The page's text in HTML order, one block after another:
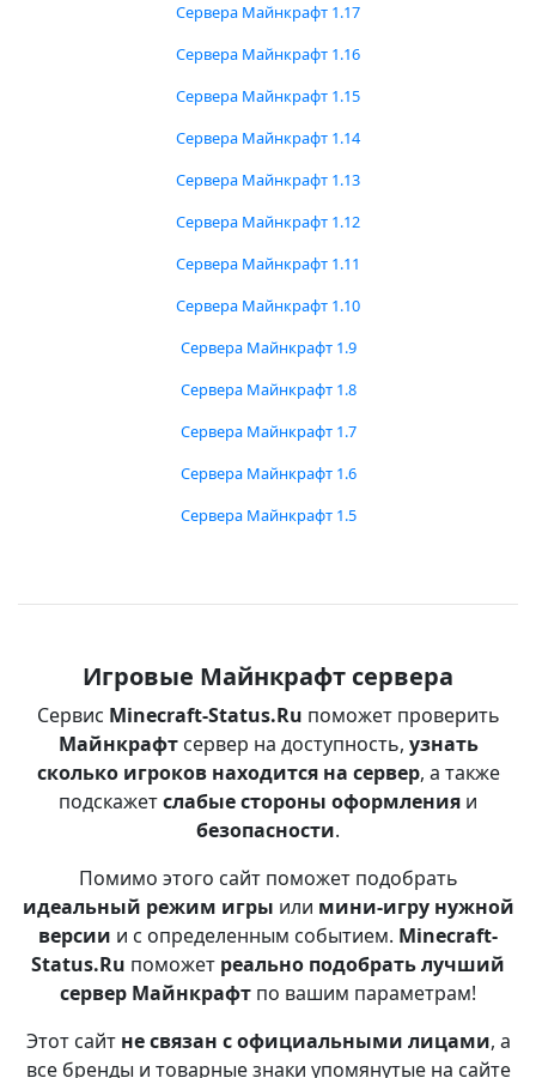
Сервера Майнкрафт 1.17
Сервера Майнкрафт 1.16
Сервера Майнкрафт 1.15
Сервера Майнкрафт 1.14
Сервера Майнкрафт 1.13
Сервера Майнкрафт 1.12
Сервера Майнкрафт 1.11
Сервера Майнкрафт 1.10
Сервера Майнкрафт 1.9
Сервера Майнкрафт 1.8
Сервера Майнкрафт 1.7
Сервера Майнкрафт 1.6
Сервера Майнкрафт 1.5
Игровые Майнкрафт сервера
Сервис Minecraft-Status.Ru поможет проверить
Майнкрафтсервер на доступность, узнать
сколько игроков находится на сервер, а также
подскажетслабые стороны оформления и
безопасности.
Помимо этого сайт поможет подобрать
идеальный режим игры или мини-игру нужной
версии и с определенным событием. Minecraft-
Status.Ru поможет реально подобрать лучший
сервер Майнкрафт по вашим параметрам!
Этот сайт не связан с официальными лицами, а
все бренды и товарные знаки упомянутые на сайте